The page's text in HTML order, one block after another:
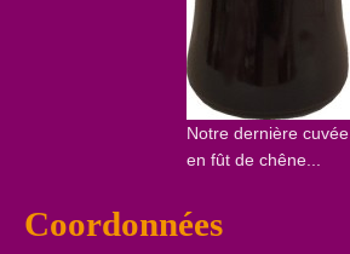
Notre dernière cuvée
en fût de chêne...
Coordonnées